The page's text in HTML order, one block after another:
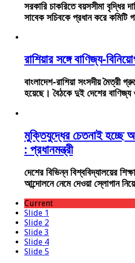
সরকারি চাকরিতে বয়সসীমা বৃদ্ধির
সাবেক সচিবকে প্রধান করে কমিটি
রাশিয়ার সঙ্গে বাণিজ্য-
বাংলাদেশ-রাশিয়া সংসদীয় মৈত্রী
হয়েছে। বৈঠকে দুই দেশের
মুক্তিযুদ্ধের চেতনাই হচ্ছে
: প্রধানমন্ত্রী
দেশের বিভিন্ন বিশ্ববিদ্যালয়ের
আন্দোলনে নেমে দেওয়া স্লোগান
Current
Slide 1
Slide 2
Slide 3
Slide 4
Slide 5